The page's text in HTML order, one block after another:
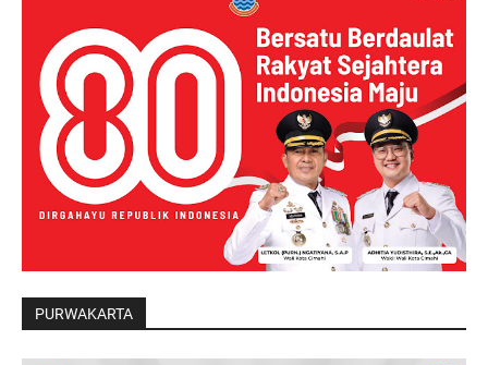
PURWAKARTA